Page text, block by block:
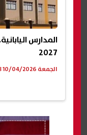
المدارس
2027
الجمعة 10/04/2026 01:28 م